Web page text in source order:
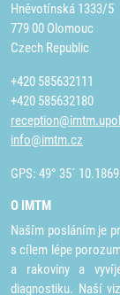
Hněvotínská 1333/5
779 00 Olomouc
Czech Republic
+420 585632111
+420 585632180
info@imtm.cz
GPS: 49° 35´
O IMTM
Naším posláním je
s cílem lépe
a rakoviny a
diagnostiku. Naší